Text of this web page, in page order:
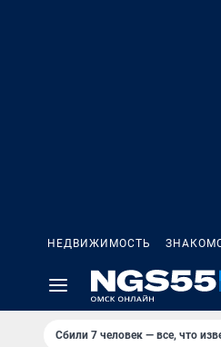
НЕДВИЖИМОСТЬ
Сбили 7 человек — все, что